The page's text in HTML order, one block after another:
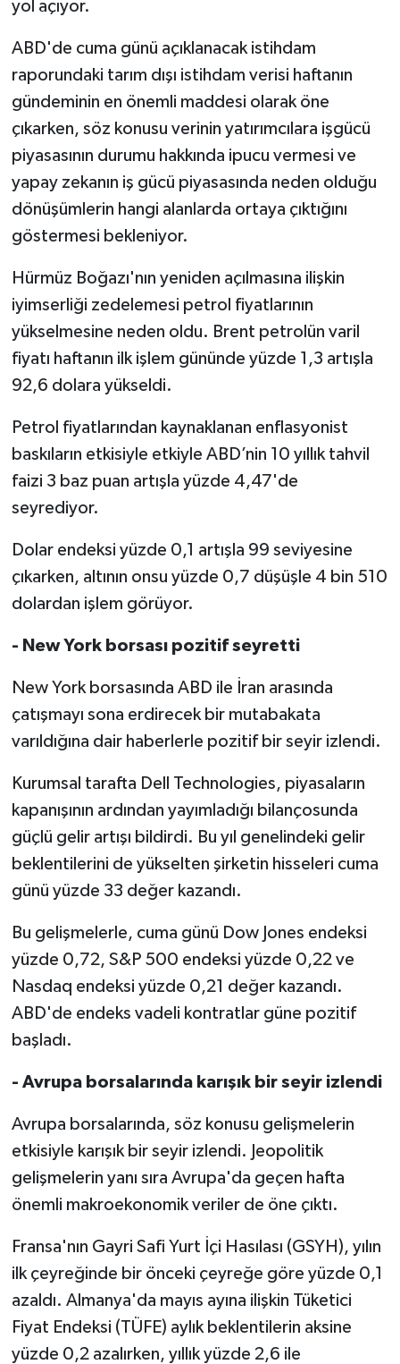
yol açıyor.
ABD'de cuma günü açıklanacak istihdam
raporundaki tarım dışı istihdam verisi haftanın
gündeminin en önemli maddesi olarak öne
çıkarken, söz konusu verinin yatırımcılara işgücü
piyasasının durumu hakkında ipucu vermesi ve
yapay zekanın iş gücü piyasasında neden olduğu
dönüşümlerin hangi alanlarda ortaya çıktığını
göstermesi bekleniyor.
Hürmüz Boğazı'nın yeniden açılmasına ilişkin
iyimserliği zedelemesi petrol fiyatlarının
yükselmesine neden oldu. Brent petrolün varil
fiyatı haftanın ilk işlem gününde yüzde 1,3 artışla
92,6 dolara yükseldi.
Petrol fiyatlarından kaynaklanan enflasyonist
baskıların etkisiyle etkiyle ABD’nin 10 yıllık tahvil
faizi 3 baz puan artışla yüzde 4,47'de
seyrediyor.
Dolar endeksi yüzde 0,1 artışla 99 seviyesine
çıkarken, altının onsu yüzde 0,7 düşüşle 4 bin 510
dolardan işlem görüyor.
- New York borsası pozitif seyretti
New York borsasında ABD ile İran arasında
çatışmayı sona erdirecek bir mutabakata
varıldığına dair haberlerle pozitif bir seyir izlendi.
Kurumsal tarafta Dell Technologies, piyasaların
kapanışının ardından yayımladığı bilançosunda
güçlü gelir artışı bildirdi. Bu yıl genelindeki gelir
beklentilerini de yükselten şirketin hisseleri cuma
günü yüzde 33 değer kazandı.
Bu gelişmelerle, cuma günü Dow Jones endeksi
yüzde 0,72, S&P 500 endeksi yüzde 0,22 ve
Nasdaq endeksi yüzde 0,21 değer kazandı.
ABD'de endeks vadeli kontratlar güne pozitif
başladı.
- Avrupa borsalarında karışık bir seyir izlendi
Avrupa borsalarında, söz konusu gelişmelerin
etkisiyle karışık bir seyir izlendi. Jeopolitik
gelişmelerin yanı sıra Avrupa'da geçen hafta
önemli makroekonomik veriler de öne çıktı.
Fransa'nın Gayri Safi Yurt İçi Hasılası (GSYH), yılın
ilk çeyreğinde bir önceki çeyreğe göre yüzde 0,1
azaldı. Almanya'da mayıs ayına ilişkin Tüketici
Fiyat Endeksi (TÜFE) aylık beklentilerin aksine
yüzde 0,2 azalırken, yıllık yüzde 2,6 ile